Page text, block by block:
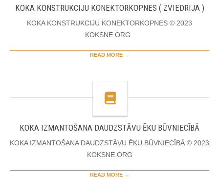
KOKA KONSTRUKCIJU KONEKTORKOPNES ( ZVIEDRIJA )
KOKA KONSTRUKCIJU KONEKTORKOPNES © 2023
KOKSNE.ORG
READ MORE →
KOKA IZMANTOŠANA DAUDZSTĀVU ĒKU BŪVNIECĪBĀ
KOKA IZMANTOŠANA DAUDZSTĀVU ĒKU BŪVNIECĪBĀ © 2023
KOKSNE.ORG
READ MORE →